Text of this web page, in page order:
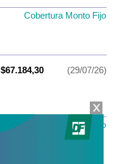
Cobertura Monto Fijo
$67.184,30
(29/07/26)
Cobertura Monto Fijo